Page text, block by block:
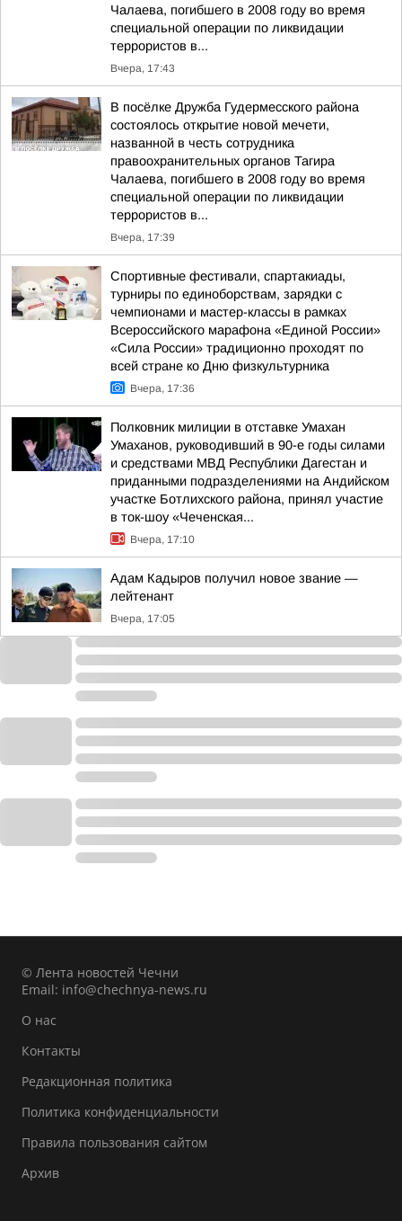
Чалаева, погибшего в 2008 году во время
специальной операции по ликвидации
террористов в...
Вчера, 17:43
В посёлке Дружба Гудермесского района
состоялось открытие новой мечети,
названной в честь сотрудника
правоохранительных органов Тагира
Чалаева, погибшего в 2008 году во время
специальной операции по ликвидации
террористов в...
Вчера, 17:39
Спортивные фестивали, спартакиады,
турниры по единоборствам, зарядки с
чемпионами и мастер-классы в рамках
Всероссийского марафона «Единой России»
«Сила России» традиционно проходят по
всей стране ко Дню физкультурника
Вчера, 17:36
Полковник милиции в отставке Умахан
Умаханов, руководивший в 90-е годы силами
и средствами МВД Республики Дагестан и
приданными подразделениями на Андийском
участке Ботлихского района, принял участие
в ток-шоу «Чеченская...
Вчера, 17:10
Адам Кадыров получил новое звание —
лейтенант
Вчера, 17:05
© Лента новостей Чечни
Email: info@chechnya-news.ru
О нас
Контакты
Редакционная политика
Политика конфиденциальности
Правила пользования сайтом
Архив